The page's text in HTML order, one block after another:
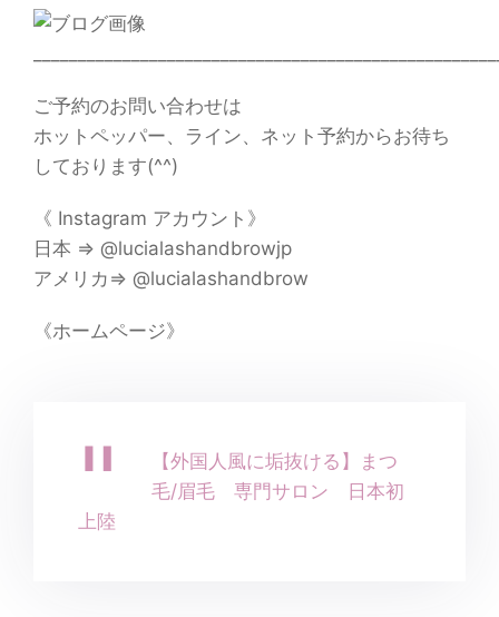
ご予約のお問い合わせは
ホットペッパー、ライン、ネット予約からお待ち
しております(^^)
《 Instagram アカウント》
日本 ⇒ @lucialashandbrowjp
アメリカ⇒ @lucialashandbrow
《ホームページ》
【外国人風に垢抜ける】まつ
毛/眉毛 専門サロン 日本初
上陸